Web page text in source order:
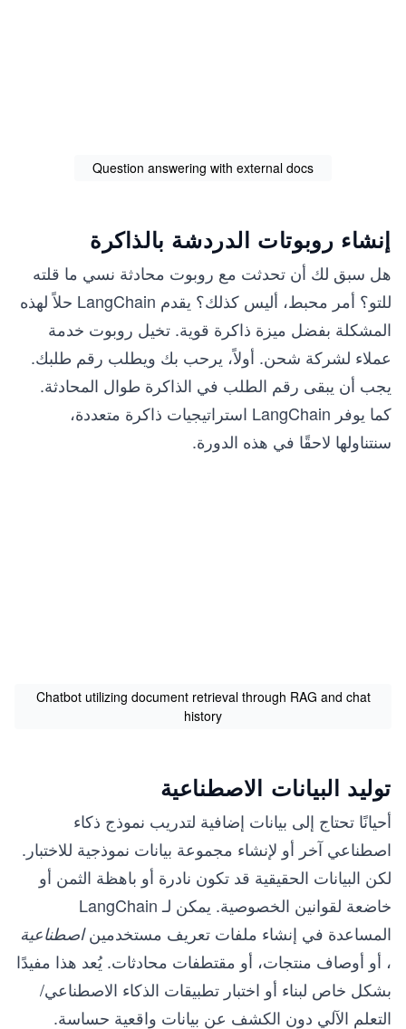
Question answering with external docs
إنشاء روبوتات الدردشة بالذاكرة
هل سبق لك أن تحدثت مع روبوت محادثة نسي ما قلته
للتو؟ أمر محبط، أليس كذلك؟ يقدم LangChain حلاً لهذه
المشكلة بفضل ميزة ذاكرة قوية. تخيل روبوت خدمة
عملاء لشركة شحن. أولاً، يرحب بك ويطلب رقم طلبك.
يجب أن يبقى رقم الطلب في الذاكرة طوال المحادثة.
كما يوفر LangChain استراتيجيات ذاكرة متعددة،
سنتناولها لاحقًا في هذه الدورة.
Chatbot utilizing document retrieval through RAG and chat
history
توليد البيانات الاصطناعية
أحيانًا تحتاج إلى بيانات إضافية لتدريب نموذج ذكاء
اصطناعي آخر أو لإنشاء مجموعة بيانات نموذجية للاختبار.
لكن البيانات الحقيقية قد تكون نادرة أو باهظة الثمن أو
خاضعة لقوانين الخصوصية. يمكن لـ LangChain
المساعدة في إنشاء ملفات تعريف مستخدميناصطناعية
، أو أوصاف منتجات، أو مقتطفات محادثات. يُعد هذا مفيدًا
بشكل خاص لبناء أو اختبار تطبيقات الذكاء الاصطناعي/
التعلم الآلي دون الكشف عن بيانات واقعية حساسة.